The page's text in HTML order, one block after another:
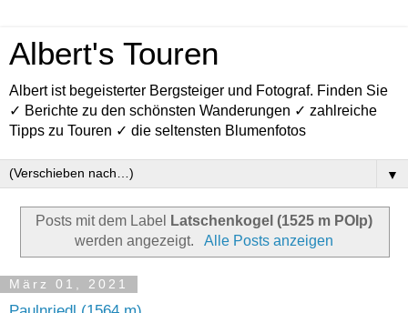
Albert's Touren
Albert ist begeisterter Bergsteiger und Fotograf. Finden Sie
✓ Berichte zu den schönsten Wanderungen ✓ zahlreiche
Tipps zu Touren ✓ die seltensten Blumenfotos
▼
Posts mit dem Label
Latschenkogel (1525 m POIp)
werden angezeigt.
Alle Posts anzeigen
März 01, 2021